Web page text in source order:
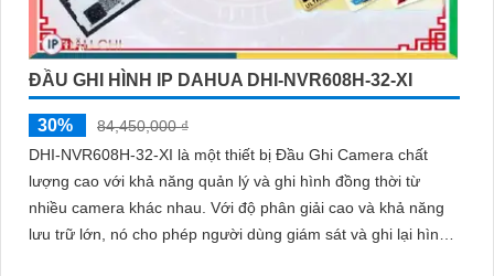
ĐẦU GHI HÌNH IP DAHUA DHI-NVR608H-32-XI
30%
84,450,000 ₫
DHI-NVR608H-32-XI là một thiết bị Đầu Ghi Camera chất
lượng cao với khả năng quản lý và ghi hình đồng thời từ
nhiều camera khác nhau. Với độ phân giải cao và khả năng
lưu trữ lớn, nó cho phép người dùng giám sát và ghi lại hình